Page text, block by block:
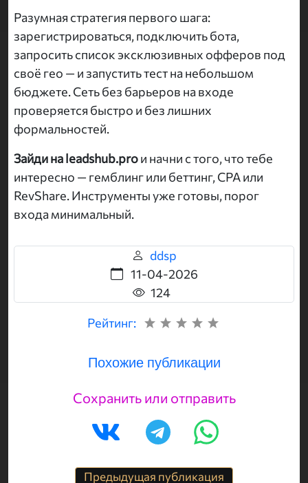
Разумная стратегия первого шага:
зарегистрироваться, подключить бота,
запросить список эксклюзивных офферов под
своё гео — и запустить тест на небольшом
бюджете. Сеть без барьеров на входе
проверяется быстро и без лишних
формальностей.
Зайди на leadshub.proи начни с того, что тебе
интересно — гемблинг или беттинг, CPA или
RevShare. Инструменты уже готовы, порог
входа минимальный.
ddsp
11-04-2026
124
Рейтинг:
Похожие публикации
Сохранить или отправить
Предыдущая публикация